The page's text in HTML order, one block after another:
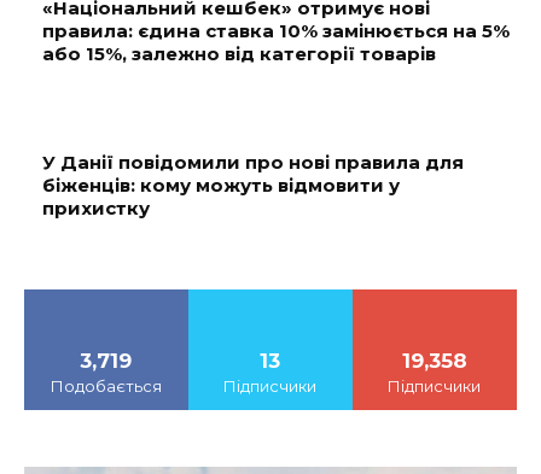
«Національний кешбек» отримує нові
правила: єдина ставка 10% замінюється на 5%
або 15%, залежно від категорії товарів
У Данії повідомили про нові правила для
біженців: кому можуть відмовити у
прихистку
3,719
Подобається
13
Підписчики
19,358
Підписчики